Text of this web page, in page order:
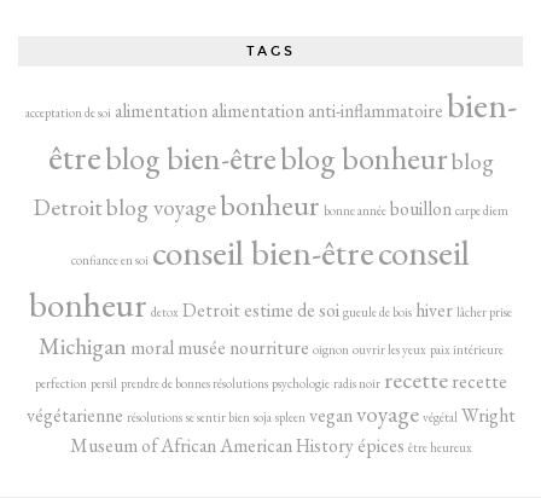
TAGS
acceptation de soi alimentation alimentation anti-inflammatoirebien-
êtreblog bien-êtreblog bonheurblog
Detroitblog voyagebonheur bonne année bouillon carpe diem
confiance en soi conseil bien-êtreconseil
bonheur detox Detroitestime de soi gueule de bois hiver lâcher prise
Michigan moral musée nourriture oignon ouvrir les yeux paix intérieure
perfection persil prendre de bonnes résolutions psychologie radis noir recette recette
végétarienne résolutions se sentir bien soja spleen veganvoyage végétal Wright
Museum of African American History épices être heureux